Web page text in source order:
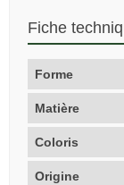
Fiche
Forme
Matière
Coloris
Origine